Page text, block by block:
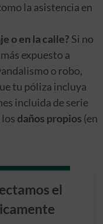
la asistencia en
o en la calle? Si no
expuesto a
o robo,
tu póliza incluya
incluida de serie
daños propios (en
el